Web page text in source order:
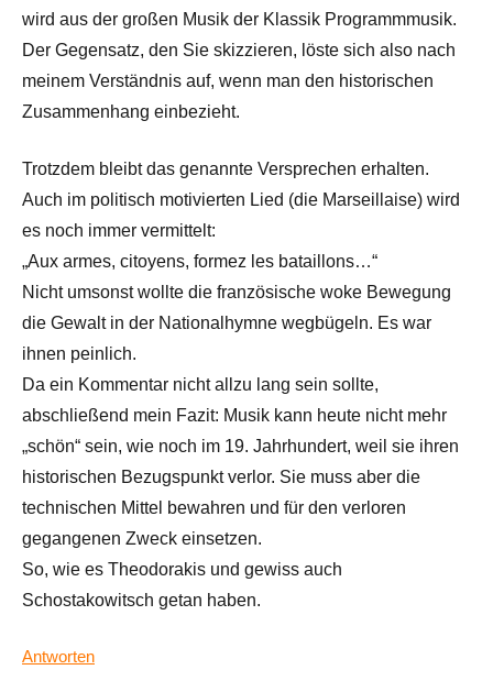
wird aus der großen Musik der Klassik Programmmusik.
Der Gegensatz, den Sie skizzieren, löste sich also nach
meinem Verständnis auf, wenn man den historischen
Zusammenhang einbezieht.
Trotzdem bleibt das genannte Versprechen erhalten.
Auch im politisch motivierten Lied (die Marseillaise) wird
es noch immer vermittelt:
„Aux armes, citoyens, formez les bataillons…“
Nicht umsonst wollte die französische woke Bewegung
die Gewalt in der Nationalhymne wegbügeln. Es war
ihnen peinlich.
Da ein Kommentar nicht allzu lang sein sollte,
abschließend mein Fazit: Musik kann heute nicht mehr
„schön“ sein, wie noch im 19. Jahrhundert, weil sie ihren
historischen Bezugspunkt verlor. Sie muss aber die
technischen Mittel bewahren und für den verloren
gegangenen Zweck einsetzen.
So, wie es Theodorakis und gewiss auch
Schostakowitsch getan haben.
Antworten